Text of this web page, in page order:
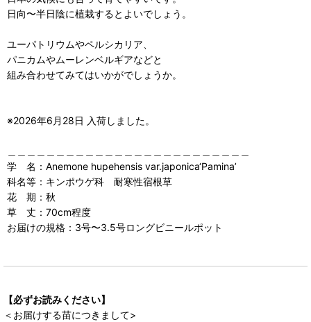
日向〜半日陰に植栽するとよいでしょう。
ユーパトリウムやペルシカリア、
パニカムやムーレンベルギアなどと
組み合わせてみてはいかがでしょうか。
※2026年6月28日 入荷しました。
学 名：Anemone hupehensis var.japonica‘Pamina’
科名等：キンポウゲ科 耐寒性宿根草
花 期：秋
草 丈：70cm程度
お届けの規格：3号〜3.5号ロングビニールポット
【必ずお読みください】
＜お届けする苗につきまして>